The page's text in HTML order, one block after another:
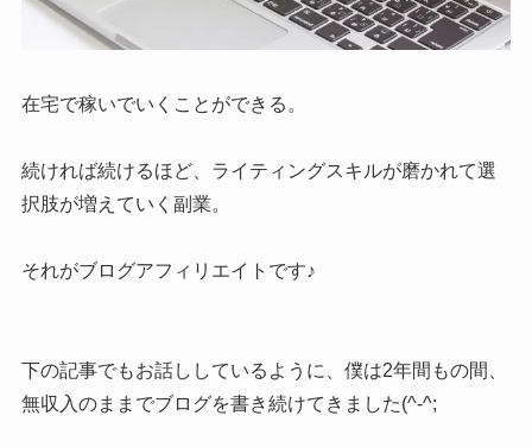
在宅で稼いでいくことができる。
続ければ続けるほど、ライティングスキルが磨かれて選
択肢が増えていく副業。
それがブログアフィリエイトです♪
下の記事でもお話ししているように、僕は2年間もの間、
無収入のままでブログを書き続けてきました(^-^;